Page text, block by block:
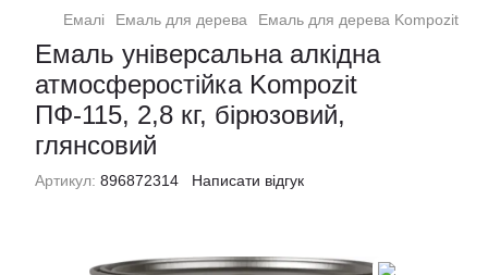
Емалі Емаль для дерева Емаль для дерева Kompozit
Емаль універсальна алкідна
атмосферостійка Kompozit
ПФ-115, 2,8 кг, бірюзовий,
глянсовий
Артикул: 896872314 Написати відгук